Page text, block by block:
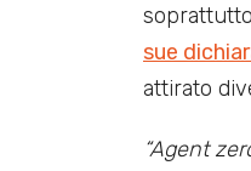
sue
attirato
“Agent